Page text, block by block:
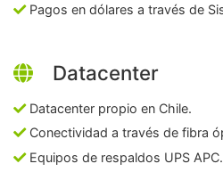
Pagos en dólares a través de
Datacenter
Datacenter propio en Chile.
Conectividad a través de fibra
Equipos de respaldos UPS APC.